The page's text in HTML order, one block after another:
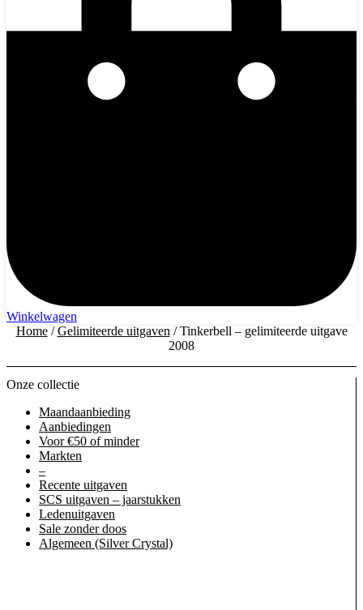
Winkelwagen
Home/Gelimiteerde uitgaven / Tinkerbell – gelimiteerde uitgave
2008
Onze collectie
Maandaanbieding
Aanbiedingen
Voor €50 of minder
Markten
–
Recente uitgaven
SCS uitgaven – jaarstukken
Ledenuitgaven
Sale zonder doos
Algemeen (Silver Crystal)